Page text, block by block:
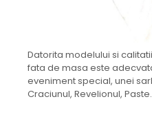
Datorita modelului si
fata de masa este
eveniment special, unei
Craciunul, Revelionul, Paste.